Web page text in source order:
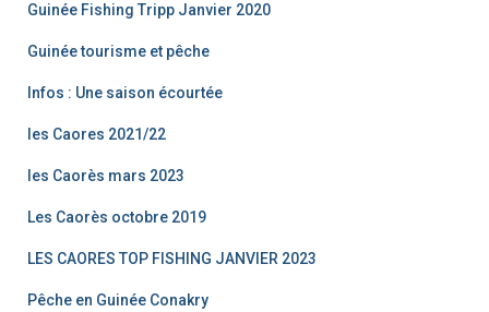
Guinée Fishing Tripp Janvier 2020
Guinée tourisme et pêche
Infos : Une saison écourtée
les Caores 2021/22
les Caorès mars 2023
Les Caorès octobre 2019
LES CAORES TOP FISHING JANVIER 2023
Pêche en Guinée Conakry